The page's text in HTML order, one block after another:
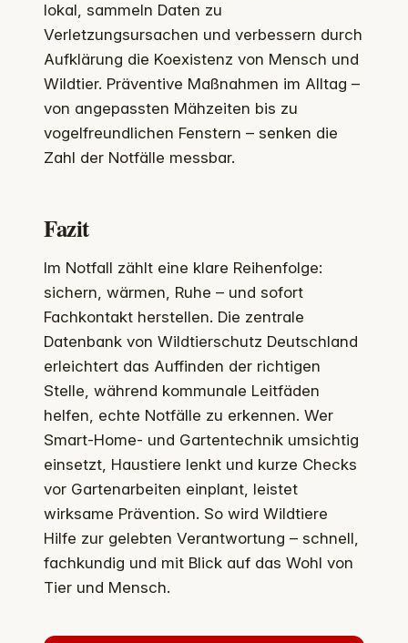
lokal, sammeln Daten zu
Verletzungsursachen und verbessern durch
Aufklärung die Koexistenz von Mensch und
Wildtier. Präventive Maßnahmen im Alltag –
von angepassten Mähzeiten bis zu
vogelfreundlichen Fenstern – senken die
Zahl der Notfälle messbar.
Fazit
Im Notfall zählt eine klare Reihenfolge:
sichern, wärmen, Ruhe – und sofort
Fachkontakt herstellen. Die zentrale
Datenbank von Wildtierschutz Deutschland
erleichtert das Auffinden der richtigen
Stelle, während kommunale Leitfäden
helfen, echte Notfälle zu erkennen. Wer
Smart-Home- und Gartentechnik umsichtig
einsetzt, Haustiere lenkt und kurze Checks
vor Gartenarbeiten einplant, leistet
wirksame Prävention. So wird Wildtiere
Hilfe zur gelebten Verantwortung – schnell,
fachkundig und mit Blick auf das Wohl von
Tier und Mensch.